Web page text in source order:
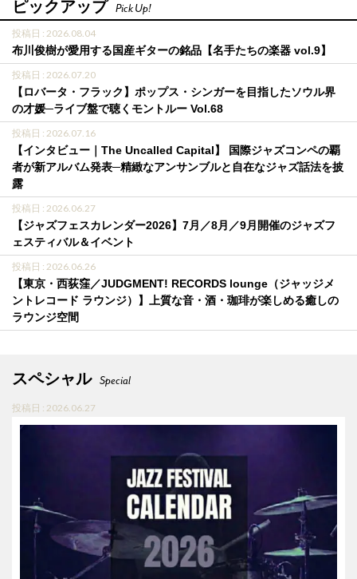
ピックアップ Pick Up!
投稿日 : 2026.08.04
布川俊樹が愛用する国産ギターの銘品【名手たちの楽器 vol.9】
投稿日 : 2026.07.20
【ロバータ・フラック】ポップス・シンガーを目指したソウル界
の才媛─ライブ盤で聴くモントルー Vol.68
投稿日 : 2026.07.16
【インタビュー｜The Uncalled Capital】 国際ジャズコンペの覇
者が新アルバム発表─精緻なアンサンブルと自在なジャズ話法を披
露
投稿日 : 2026.06.27
【ジャズフェスカレンダー2026】7月／8月／9月開催のジャズフ
ェスティバル＆イベント
投稿日 : 2026.06.26
【東京・西荻窪／JUDGMENT! RECORDS lounge（ジャッジメ
ントレコード ラウンジ）】上質な音・酒・珈琲が楽しめる癒しの
ラウンジ空間
スペシャル Special
投稿日 : 2026.06.27